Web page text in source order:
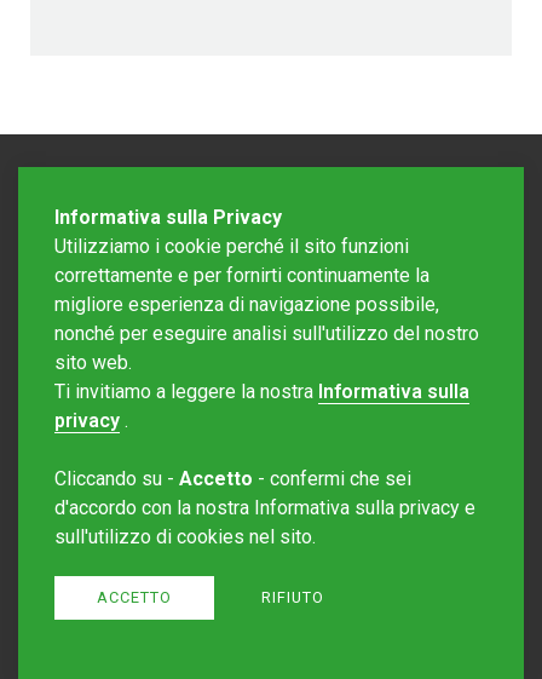
Editore Rotostampa SA
Sito creato daRedesign
Informativa sulla Privacy
Utilizziamo i cookie perché il sito funzioni
correttamente e per fornirti continuamente la
migliore esperienza di navigazione possibile,
nonché per eseguire analisi sull'utilizzo del nostro
sito web.
Ti invitiamo a leggere la nostra Informativa sulla
privacy .
Cliccando su - Accetto - confermi che sei
d'accordo con la nostra Informativa sulla privacy e
sull'utilizzo di cookies nel sito.
ACCETTO RIFIUTO